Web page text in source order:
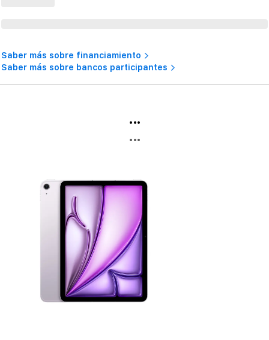
Saber más sobre financiamiento
Saber más sobre bancos participantes
...
...